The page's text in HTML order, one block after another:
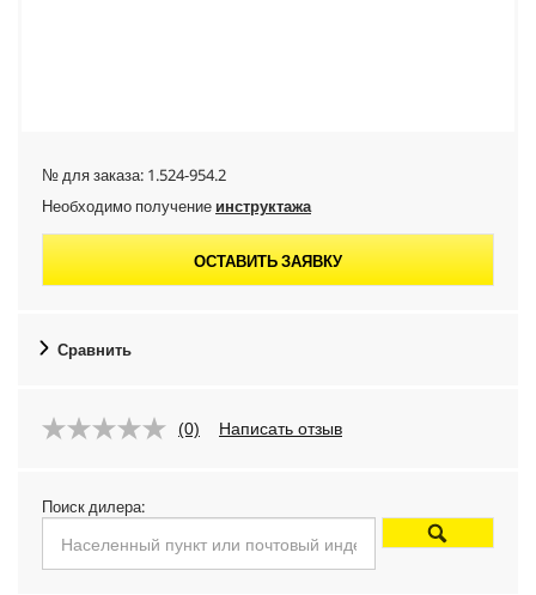
№ для заказа: 1.524-954.2
Необходимо получение инструктажа
ОСТАВИТЬ ЗАЯВКУ
Сравнить
(0) Написать отзыв
Поиск дилера: